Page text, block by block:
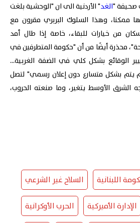
صحيفة "الغد" الأردنية الى ان "الوحشية بلغت
ممكنا، وهذا السلوك البربري مقرون مع
من خيارات للبقاء، خاصة إذا طال أمد
محذرة أيضًا من أن "حكومة المتطرفين في
الوقائع بشكل كلي في الضفة الغربية…
يتم بشكل متسارع دون إعلان رسمي" لتصل
الشرق الأوسط يتغير، وما صنعته الحروب،
اللبنانية السلاح غير الشرعي
الإدارة الأميركية الحرب الأوكرانية